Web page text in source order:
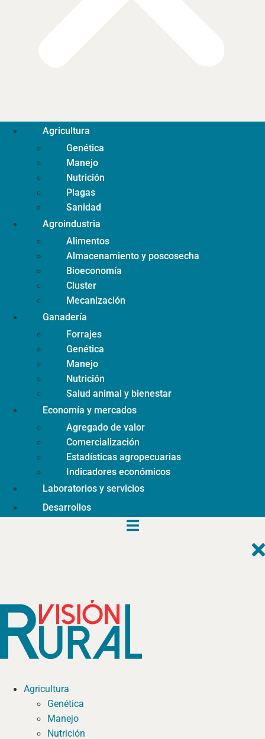
Agricultura
Genética
Manejo
Nutrición
Plagas
Sanidad
Agroindustria
Alimentos
Almacenamiento y poscosecha
Bioeconomía
Cluster
Mecanización
Ganadería
Forrajes
Genética
Manejo
Nutrición
Salud animal y bienestar
Economía y mercados
Agregado de valor
Comercialización
Estadísticas agropecuarias
Indicadores económicos
Laboratorios y servicios
Desarrollos
Agricultura
Genética
Manejo
Nutrición